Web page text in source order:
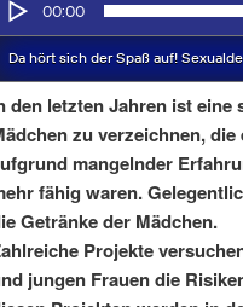
den letzten Jahren ist eine
zu verzeichnen,
mangelnder
fähig waren.
Getränke der Mädchen.
Projekte
jungen Frauen die